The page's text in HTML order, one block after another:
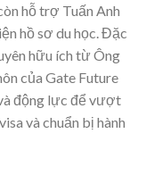
hỗ trợ Tuấn Anh
hồ sơ du học. Đặc
hữu ích từ Ông
của Gate Future
động lực để vượt
và chuẩn bị hành